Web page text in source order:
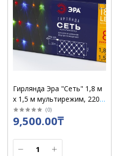
Гирлянда Эра "Сеть" 1,8 м
х 1,5 м мультирежим, 220 V
с трансф (0)
9,500.00₸